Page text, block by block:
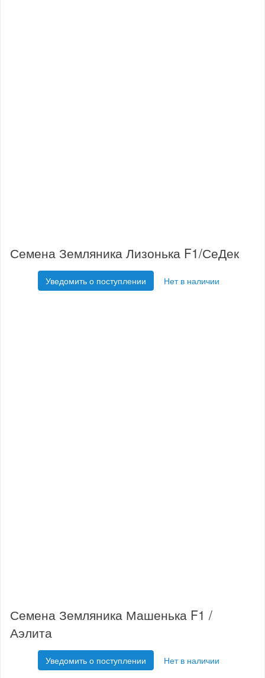
Семена Земляника Лизонька F1/СеДек
Уведомить о поступлении Нет в наличии
Семена Земляника Машенька F1 /
Аэлита
Уведомить о поступлении Нет в наличии